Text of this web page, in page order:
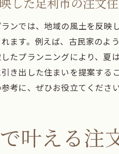
栃木
した足利市の注文
ンでは、地域の風土を反映
ます。例えば、古民家のよ
たプランニングにより、夏
き出した住まいを提案する
考に、ぜひお役立てください
叶える注